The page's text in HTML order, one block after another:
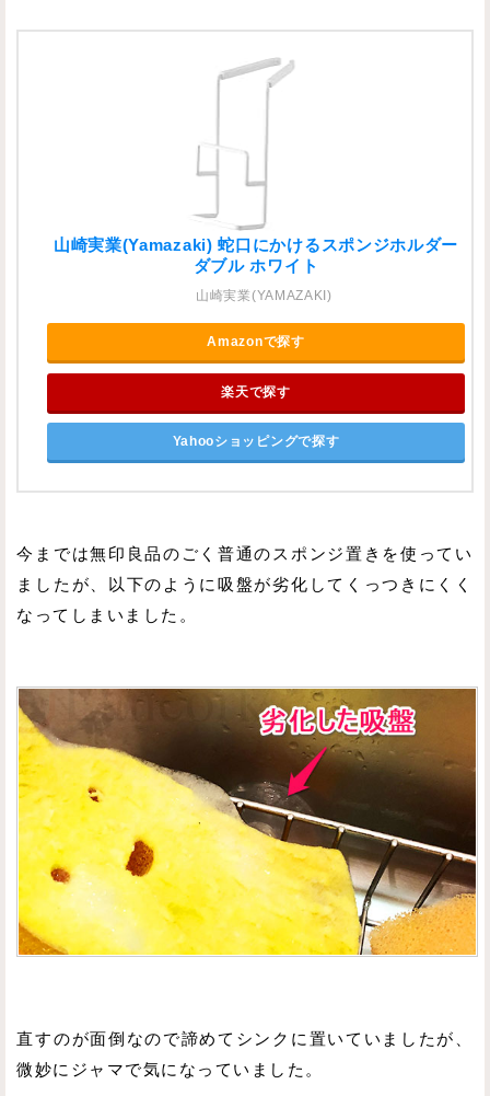
山崎実業(Yamazaki) 蛇口にかけるスポンジホルダー
ダブル ホワイト
山崎実業(YAMAZAKI)
Amazonで探す
楽天で探す
Yahooショッピングで探す
今までは無印良品のごく普通のスポンジ置きを使ってい
ましたが、以下のように吸盤が劣化してくっつきにくく
なってしまいました。
直すのが面倒なので諦めてシンクに置いていましたが、
微妙にジャマで気になっていました。